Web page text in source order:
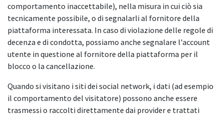
comportamento inaccettabile), nella misura in cui ciò sia
tecnicamente possibile, o di segnalarli al fornitore della
piattaforma interessata. In caso di violazione delle regole di
decenza e di condotta, possiamo anche segnalare l'account
utente in questione al fornitore della piattaforma per il
blocco o la cancellazione.
Quando si visitano i siti dei social network, i dati (ad esempio
il comportamento del visitatore) possono anche essere
trasmessi o raccolti direttamente dai provider e trattati